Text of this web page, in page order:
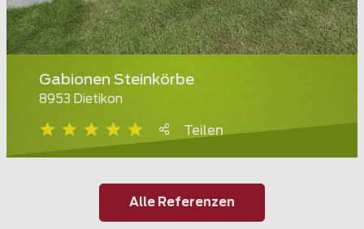
Gabionen Steinkörbe
8953 Dietikon
Teilen
Alle Referenzen